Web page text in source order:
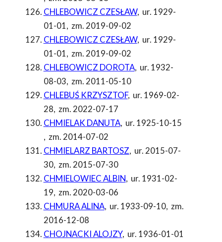
CHLEBOWICZ CZESŁAW, ur. 1929-
01-01, zm. 2019-09-02
CHLEBOWICZ CZESŁAW, ur. 1929-
01-01, zm. 2019-09-02
CHLEBOWICZ DOROTA, ur. 1932-
08-03, zm. 2011-05-10
CHLEBUŚ KRZYSZTOF, ur. 1969-02-
28, zm. 2022-07-17
CHMIELAK DANUTA, ur. 1925-10-15
, zm. 2014-07-02
CHMIELARZ BARTOSZ, ur. 2015-07-
30, zm. 2015-07-30
CHMIELOWIEC ALBIN, ur. 1931-02-
19, zm. 2020-03-06
CHMURA ALINA, ur. 1933-09-10, zm.
2016-12-08
CHOJNACKI ALOJZY, ur. 1936-01-01